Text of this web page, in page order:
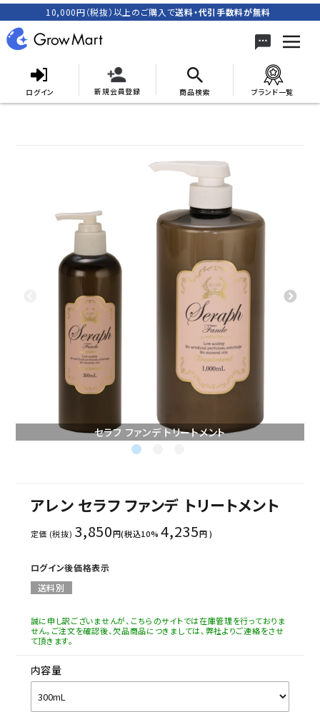
10,000円（税抜）以上のご購入で送料・代引手数料が無料
ログイン 新規会員登録 商品検索 ブランド一覧
ログイン 新規会員登録
カテゴリーから探す
セミナー/契約関連
ブランド一覧
プライバシーポリシー
お問い合わせ
セラフ ファンデ トリートメント
アレン セラフ ファンデ トリートメント
定価 (税抜) 3,850円(税込10%4,235円 )
ログイン後価格表示
送料別
誠に申し訳ございませんが、こちらのサイトでは在庫管理を行っておりま
せん。ご注文を確認後、欠品商品につきましては、弊社よりご連絡をさせ
て頂きます。
内容量